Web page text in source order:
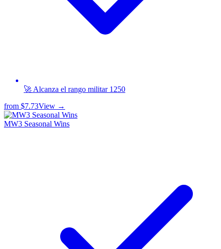
🚀 Alcanza el rango militar 1250
from $7.73View →
MW3 Seasonal Wins